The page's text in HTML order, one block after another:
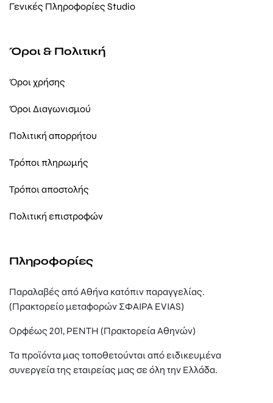
Γενικές Πληροφορίες Studio
Όροι & Πολιτική
Όροι χρήσης
Όροι Διαγωνισμού
Πολιτική απορρήτου
Τρόποι πληρωμής
Τρόποι αποστολής
Πολιτική επιστροφών
Πληροφορίες
Παραλαβές από Αθήνα κατόπιν παραγγελίας.
(Πρακτορείο μεταφορών ΣΦΑΙΡΑ EVIAS)
Ορφέως 201, ΡΕΝΤΗ (Πρακτορεία Αθηνών)
Τα προϊόντα μας τοποθετούνται από ειδικευμένα
συνεργεία της εταιρείας μας σε όλη την Ελλάδα.